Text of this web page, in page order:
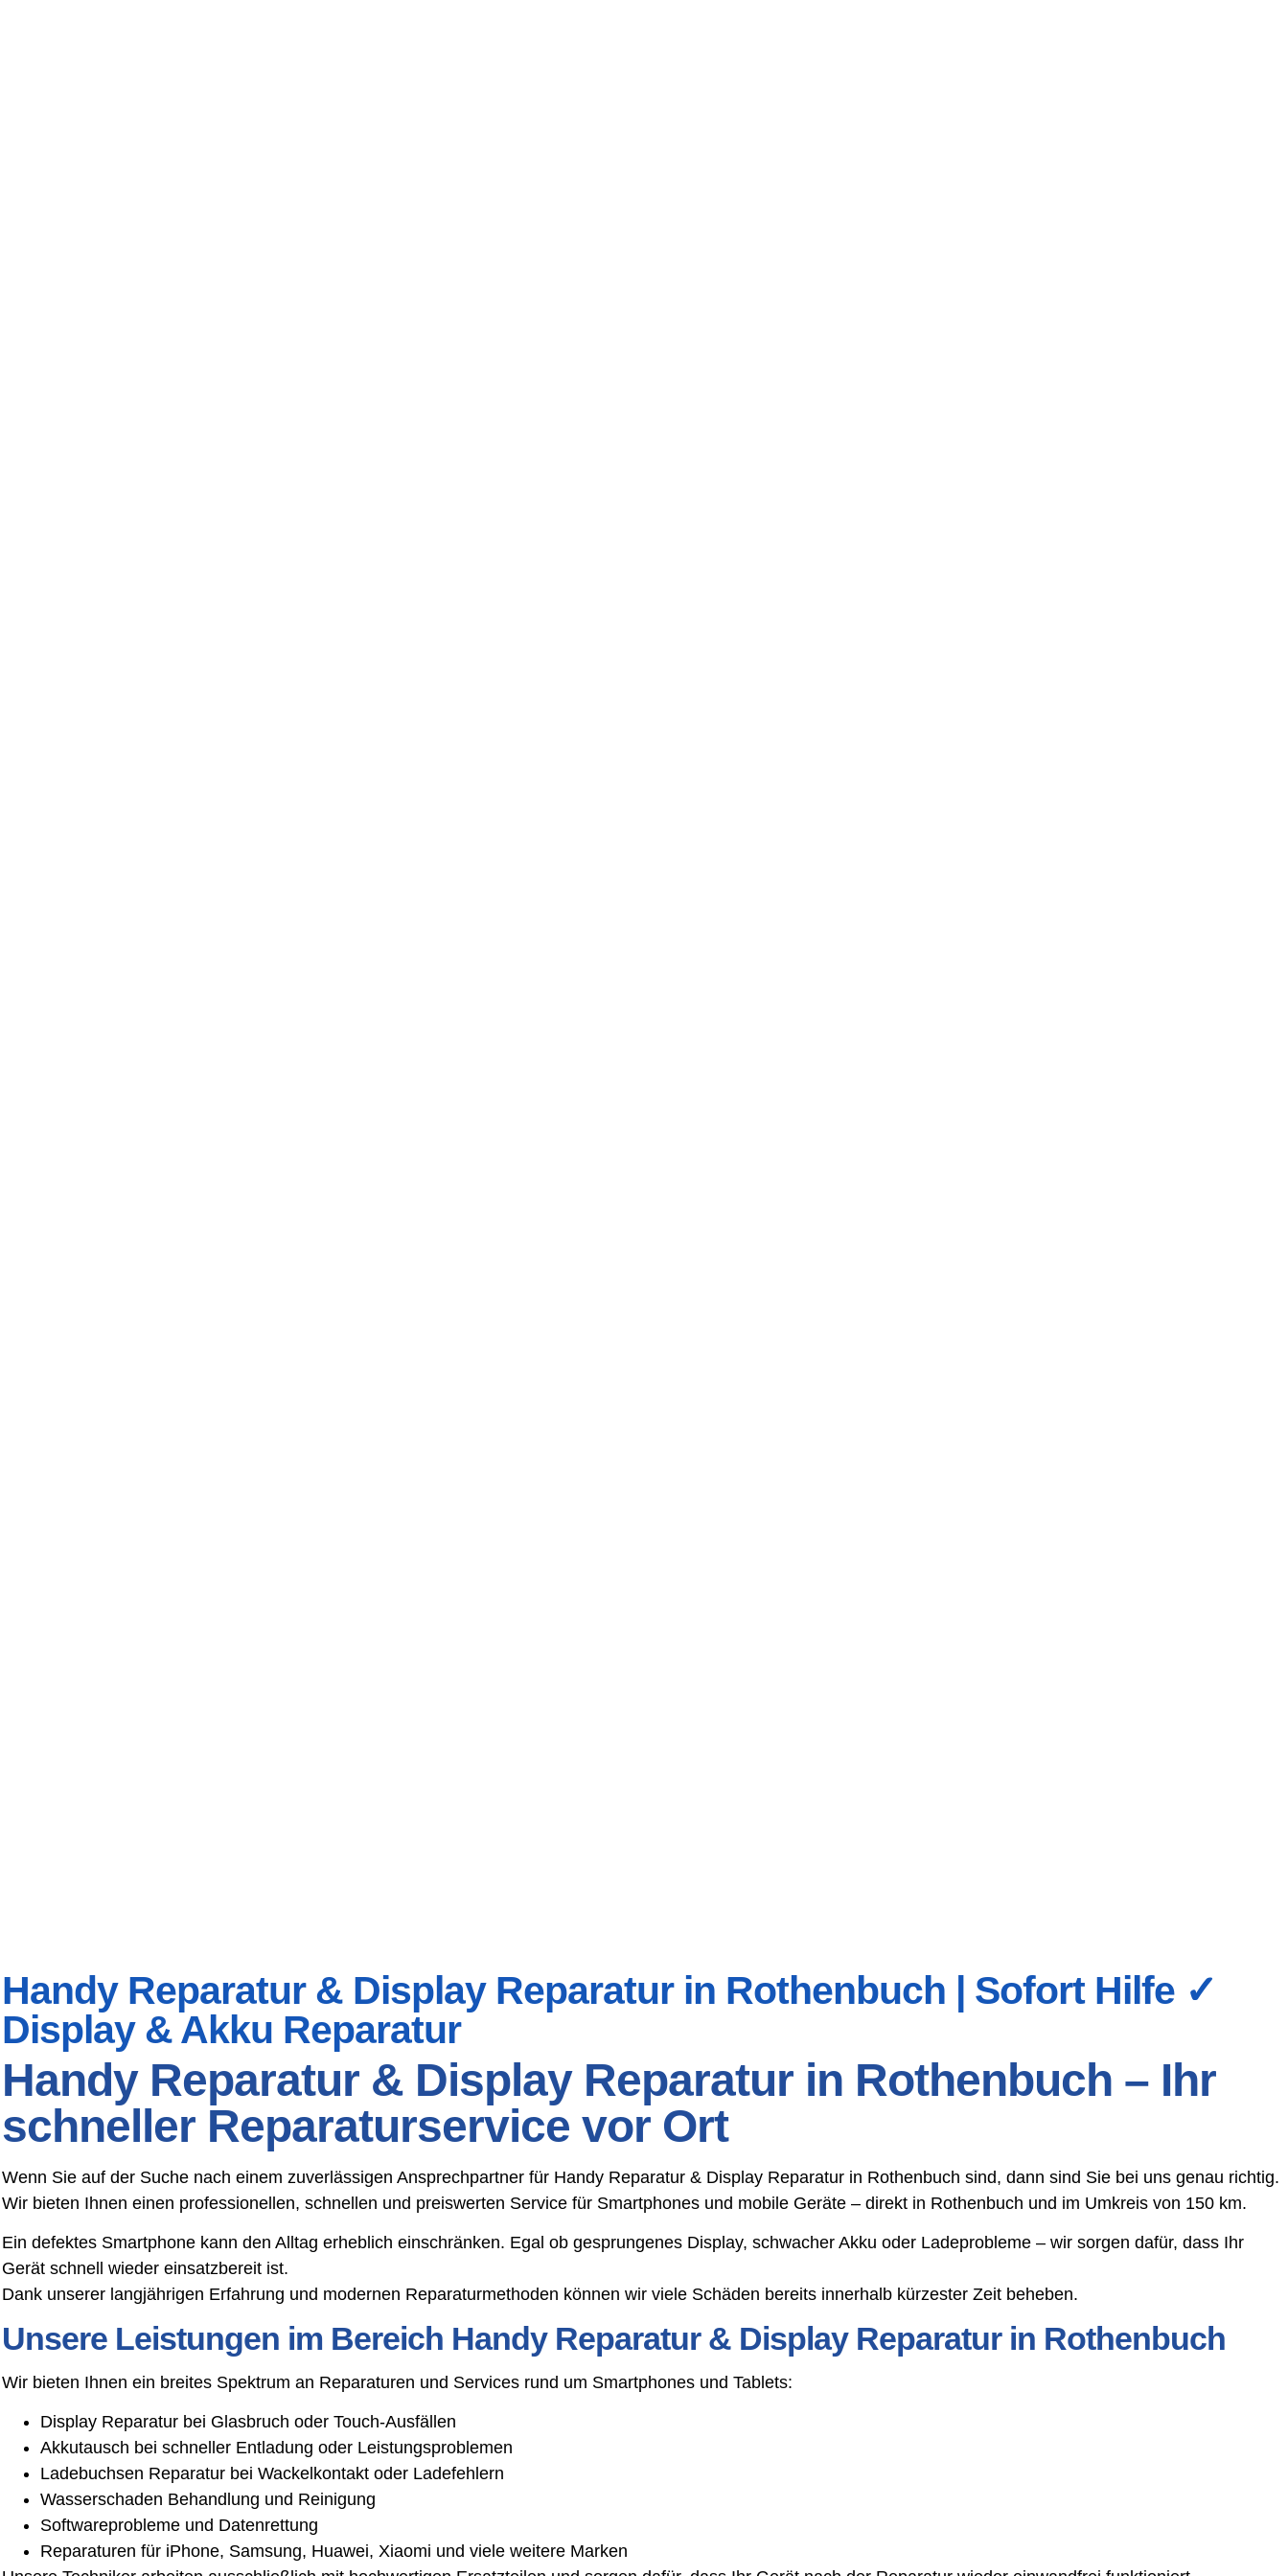
Handy Reparatur & Display Reparatur in Rothenbuch | Sofort Hilfe ✓
Display & Akku Reparatur
Handy Reparatur & Display Reparatur in Rothenbuch – Ihr
schneller Reparaturservice vor Ort
Wenn Sie auf der Suche nach einem zuverlässigen Ansprechpartner für Handy Reparatur & Display Reparatur in Rothenbuch sind, dann sind Sie bei uns genau richtig.
Wir bieten Ihnen einen professionellen, schnellen und preiswerten Service für Smartphones und mobile Geräte – direkt in Rothenbuch und im Umkreis von 150 km.
Ein defektes Smartphone kann den Alltag erheblich einschränken. Egal ob gesprungenes Display, schwacher Akku oder Ladeprobleme – wir sorgen dafür, dass Ihr
Gerät schnell wieder einsatzbereit ist.
Dank unserer langjährigen Erfahrung und modernen Reparaturmethoden können wir viele Schäden bereits innerhalb kürzester Zeit beheben.
Unsere Leistungen im Bereich Handy Reparatur & Display Reparatur in Rothenbuch
Wir bieten Ihnen ein breites Spektrum an Reparaturen und Services rund um Smartphones und Tablets:
Display Reparatur bei Glasbruch oder Touch-Ausfällen
Akkutausch bei schneller Entladung oder Leistungsproblemen
Ladebuchsen Reparatur bei Wackelkontakt oder Ladefehlern
Wasserschaden Behandlung und Reinigung
Softwareprobleme und Datenrettung
Reparaturen für iPhone, Samsung, Huawei, Xiaomi und viele weitere Marken